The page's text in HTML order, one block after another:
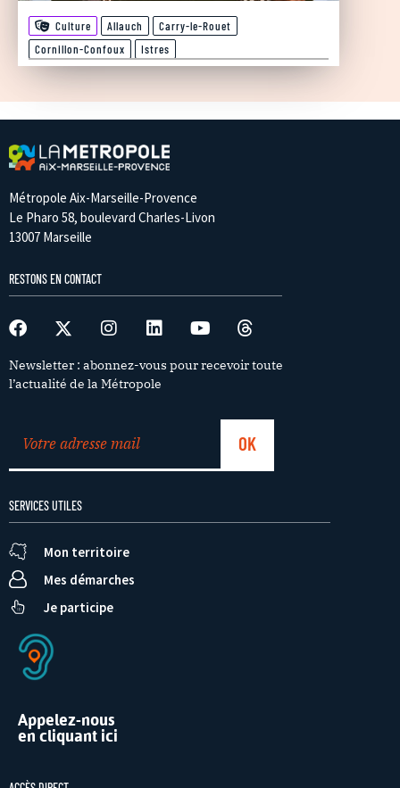
Culture Allauch
Carry-le-Rouet
Cornillon-Confoux
Istres
Métropole Aix-Marseille-Provence
Le Pharo 58, boulevard Charles-Livon
13007 Marseille
RESTONS EN CONTACT
Newsletter : abonnez-vous pour recevoir toute
l’actualité de la Métropole
SERVICES UTILES
Mon territoire
Mes démarches
Je participe
Appelez-nous
en cliquant ici